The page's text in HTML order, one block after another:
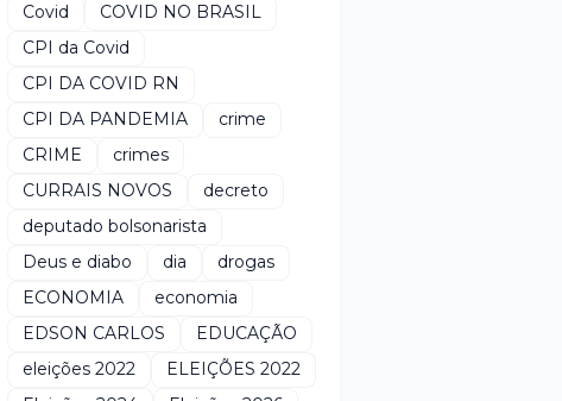
Covid
COVID NO BRASIL
CPI da Covid
CPI DA COVID RN
CPI DA PANDEMIA
crime
CRIME
crimes
CURRAIS NOVOS
decreto
deputado bolsonarista
Deus e diabo
dia
drogas
ECONOMIA
economia
EDSON CARLOS
EDUCAÇÃO
eleições 2022
ELEIÇÕES 2022